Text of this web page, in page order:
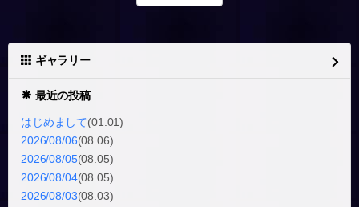
ギャラリー
最近の投稿
はじめまして(01.01)
2026/08/06(08.06)
2026/08/05(08.05)
2026/08/04(08.05)
2026/08/03(08.03)